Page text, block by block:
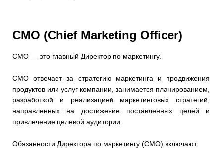
CMO (Chief Marketing Officer)
CMO — это главный Директор по маркетингу.
CMO отвечает за стратегию маркетинга и продвижения
продуктов или услуг компании, занимается планированием,
разработкой и реализацией маркетинговых стратегий,
направленных на достижение поставленных целей и
привлечение целевой аудитории.
Обязанности Директора по маркетингу (CMO) включают: